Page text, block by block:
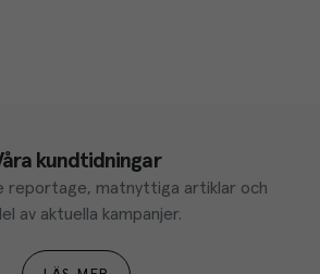
kundtidningar
reportage, matnyttiga artiklar och
av aktuella kampanjer.